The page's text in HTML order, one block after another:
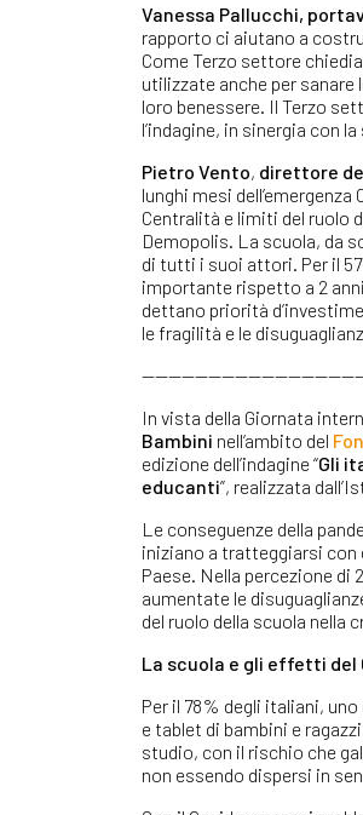
Vanessa Pallucchi,
rapporto ci aiutano a
Come Terzo settore
utilizzate anche per sanare
loro benessere. Il Terzo
l’indagine, in sinergia con
Pietro Vento, direttore
lunghi mesi
Centralità e limiti del ruolo
Demopolis. La scuola, da
di tutti i suoi attori. Per il
importante rispetto a 2
dettano priorità
le fragilità e le
In vista della Giornata
Bambini nell’ambito del
edizione dell’indagine “Gli
educanti”, realizzata
Le conseguenze della
iniziano a tratteggiarsi con
Paese. Nella percezione di
aumentate le
del ruolo della scuola nella
La scuola e gli effetti del
Per il 78% degli italiani,
e tablet di bambini e
studio, con il rischio che
non essendo dispersi in